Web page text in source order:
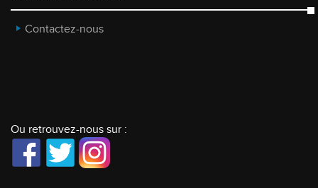
Contactez-nous
Ou retrouvez-nous sur :